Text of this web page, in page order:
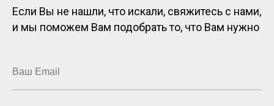
Если Вы не нашли, что искали, свяжитесь с нами,
и мы поможем Вам подобрать то, что Вам нужно
Ваш Email